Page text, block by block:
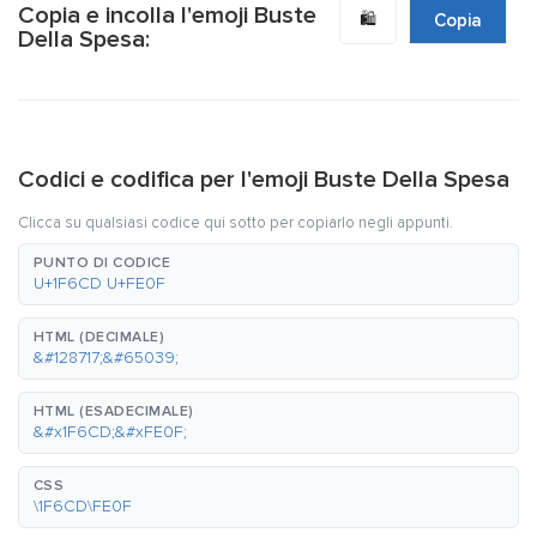
Copia e incolla l'emoji Buste
Della Spesa:
🛍️ Copia
Codici e codifica per l'emoji Buste Della Spesa
Clicca su qualsiasi codice qui sotto per copiarlo negli appunti.
PUNTO DI CODICE
U+1F6CD U+FE0F
HTML (DECIMALE)
&#128717;&#65039;
HTML (ESADECIMALE)
&#x1F6CD;&#xFE0F;
CSS
\1F6CD\FE0F